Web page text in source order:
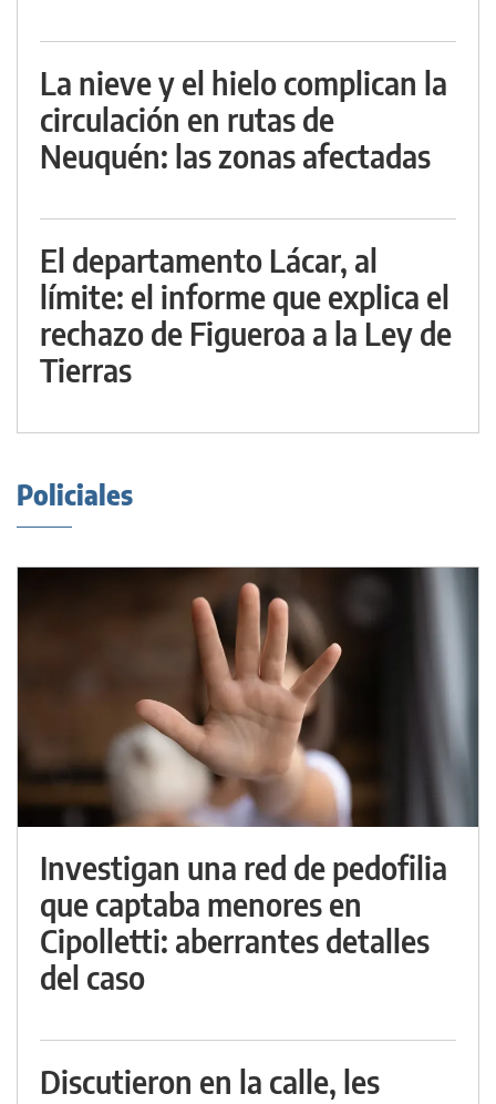
La nieve y el hielo complican la
circulación en rutas de
Neuquén: las zonas afectadas
El departamento Lácar, al
límite: el informe que explica el
rechazo de Figueroa a la Ley de
Tierras
Policiales
Investigan una red de pedofilia
que captaba menores en
Cipolletti: aberrantes detalles
del caso
Discutieron en la calle, les